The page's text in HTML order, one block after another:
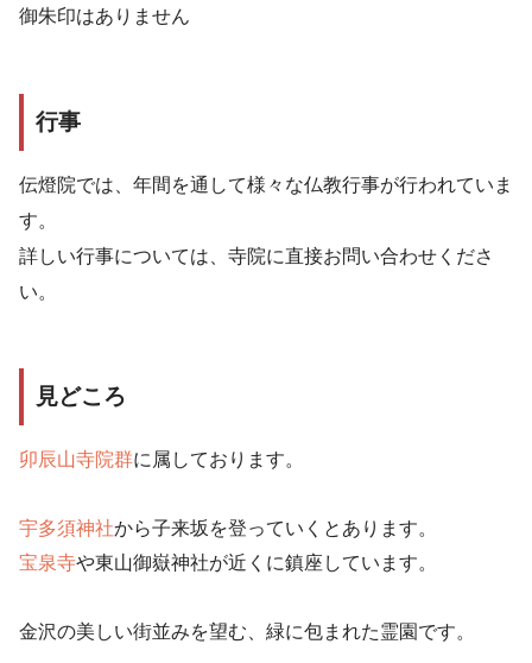
御朱印はありません
行事
伝燈院では、年間を通して様々な仏教行事が行われていま
す。
詳しい行事については、寺院に直接お問い合わせくださ
い。
見どころ
卯辰山寺院群に属しております。
宇多須神社から子来坂を登っていくとあります。
宝泉寺や東山御嶽神社が近くに鎮座しています。
金沢の美しい街並みを望む、緑に包まれた霊園です。